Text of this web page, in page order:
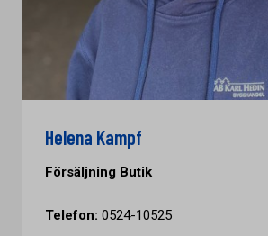
Helena Kampf
Försäljning Butik
Telefon: 0524-10525